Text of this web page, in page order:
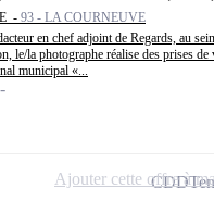
- 93 - LA COURNEUVE
en chef adjoint de Regards, au
le/la photographe réalise des prises de
municipal «...
CDD
Ajouter cette offre à